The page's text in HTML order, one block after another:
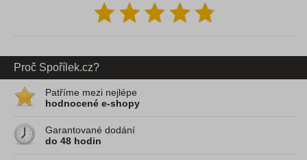
Proč Spořílek.cz?
Patříme mezi nejlépe
hodnocené e-shopy
Garantované dodání
do 48 hodin